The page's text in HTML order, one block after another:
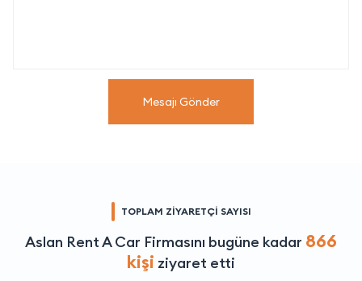
Mesajı Gönder
TOPLAM ZİYARETÇİ SAYISI
Aslan Rent A Car Firmasını bugüne kadar 866
kişi ziyaret etti